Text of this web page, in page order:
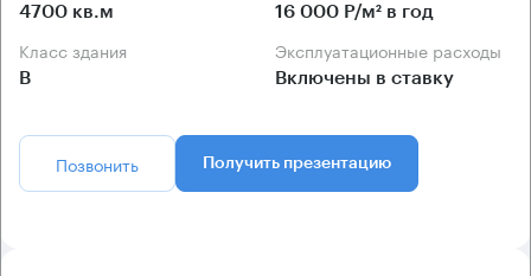
4700 кв.м 16 000 Р/м² в год
Класс здания
B
Эксплуатационные расходы
Включены в ставку
Позвонить Получить презентацию